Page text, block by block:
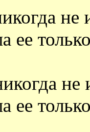
не
ее
не
ее